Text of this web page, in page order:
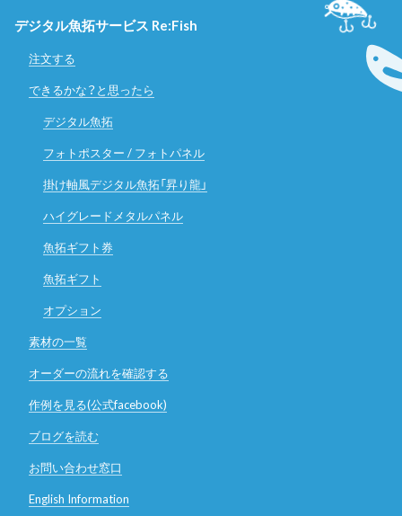
デジタル魚拓サービス Re:Fish
注文する
できるかな？と思ったら
デジタル魚拓
フォトポスター / フォトパネル
掛け軸風デジタル魚拓「昇り龍」
ハイグレードメタルパネル
魚拓ギフト券
魚拓ギフト
オプション
素材の一覧
オーダーの流れを確認する
作例を見る(公式facebook)
ブログを読む
お問い合わせ窓口
English Information